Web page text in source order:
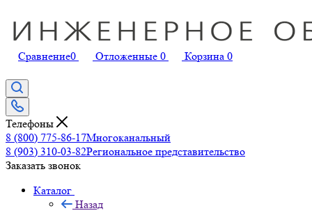
Сравнение0 Отложенные 0 Корзина 0
Телефоны
8 (800) 775-86-17Многоканальный
8 (903) 310-03-82Региональное представительство
Заказать звонок
Каталог
Назад